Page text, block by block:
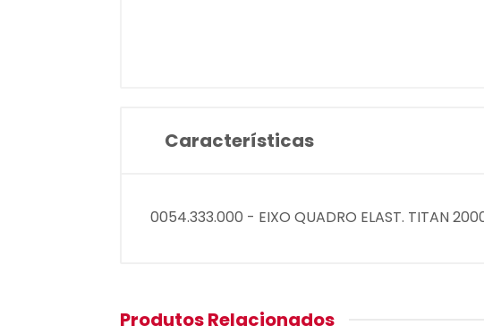
Características
0054.333.000 - EIXO QUADRO ELAST. TITAN
Produtos Relacionados